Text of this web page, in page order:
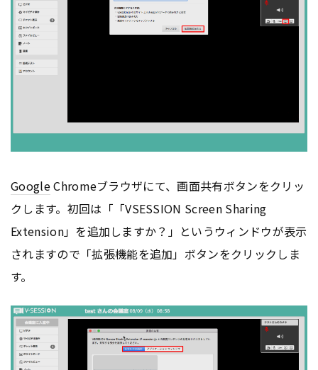
GoogleChromeブラウザにて、画面共有ボタンをクリッ
クします。初回は「「VSESSION Screen Sharing
Extension」を追加しますか？」というウィンドウが表示
されますので「拡張機能を追加」ボタンをクリックしま
す。